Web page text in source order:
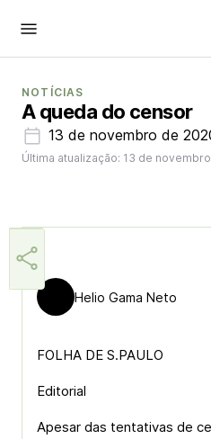
NOTÍCIAS
A queda do censor
13 de novembro de
Última atualização: 13 de
Helio Gama Neto
FOLHA DE S.PAULO
Editorial
Apesar das tentativas de